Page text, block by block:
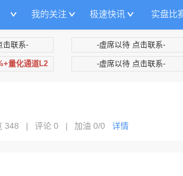
我的关注 极速快讯 实盘比
击联系- -虚席以待 点击联系-
量化通道L2 -虚席以待 点击联系-
348 | 评论 0 | 加油 0/0 详情